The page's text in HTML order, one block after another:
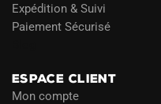
Expédition & Suivi
Paiement Sécurisé
ESPACE CLIENT
Mon compte